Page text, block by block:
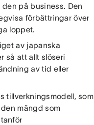
på business. Den
förbättringar över
loppet.
av japanska
så att allt slöseri
av tid eller
tillverkningsmodell, som
mängd som